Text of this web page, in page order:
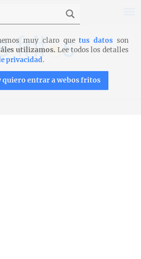
> Stollen
muy claro quetus datos son
utilizamos. Lee todos los detalles
privacidad.
quiero entrar a webos fritos